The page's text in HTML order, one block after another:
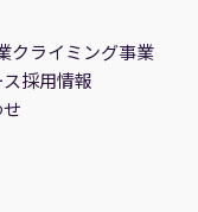
クライミング事業
採用情報